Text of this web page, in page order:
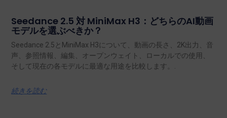
Seedance 2.5 対 MiniMax H3：どちらのAI動画
モデルを選ぶべきか？
Seedance 2.5とMiniMax H3について、動画の長さ、2K出力、音
声、参照情報、編集、オープンウェイト、ローカルでの使用、
そして現在の各モデルに最適な用途を比較します。.
続きを読む